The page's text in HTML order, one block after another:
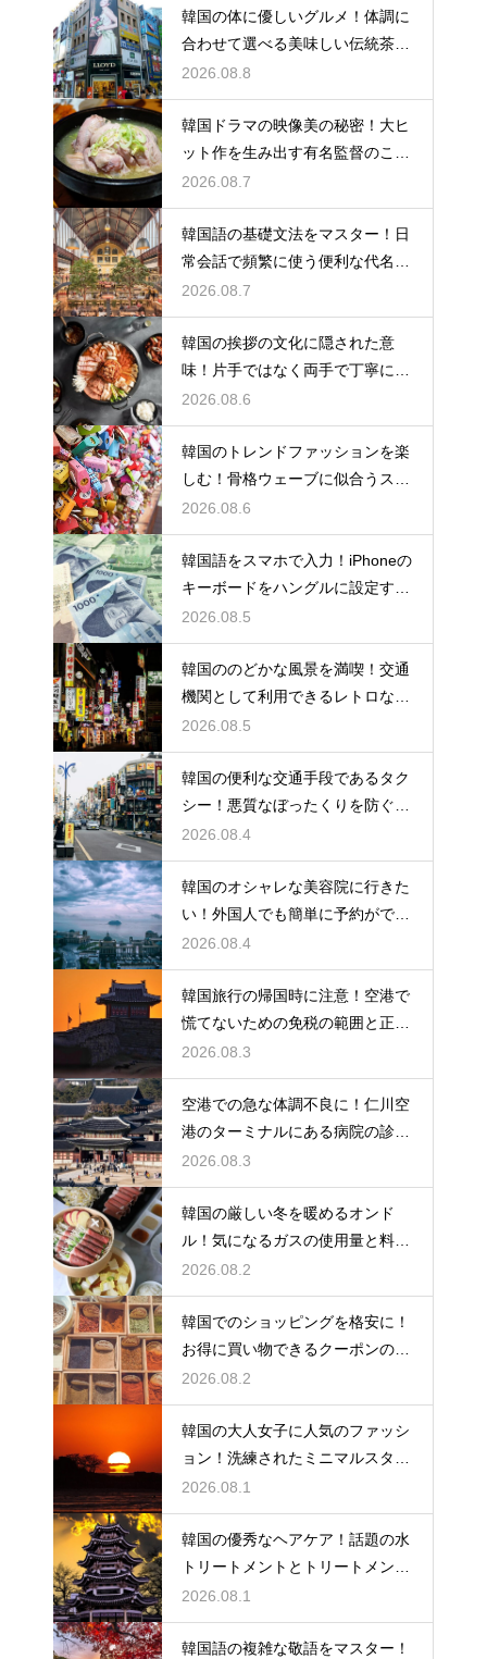
韓国の体に優しいグルメ！体調に
合わせて選べる美味しい伝統茶の
驚きの効能
2026.08.8
韓国ドラマの映像美の秘密！大ヒ
ット作を生み出す有名監督のこだ
わりの特徴
2026.08.7
韓国語の基礎文法をマスター！日
常会話で頻繁に使う便利な代名詞
の一覧
2026.08.7
韓国の挨拶の文化に隠された意
味！片手ではなく両手で丁寧に握
手する理由
2026.08.6
韓国のトレンドファッションを楽
しむ！骨格ウェーブに似合うスタ
イルの特徴
2026.08.6
韓国語をスマホで入力！iPhoneの
キーボードをハングルに設定する
手順
2026.08.5
韓国ののどかな風景を満喫！交通
機関として利用できるレトロな観
光の馬車
2026.08.5
韓国の便利な交通手段であるタク
シー！悪質なぼったくりを防ぐ確
実な対策
2026.08.4
韓国のオシャレな美容院に行きた
い！外国人でも簡単に予約ができ
るアプリ
2026.08.4
韓国旅行の帰国時に注意！空港で
慌てないための免税の範囲と正し
い計算
2026.08.3
空港での急な体調不良に！仁川空
港のターミナルにある病院の診療
時間
2026.08.3
韓国の厳しい冬を暖めるオンド
ル！気になるガスの使用量と料金
の目安
2026.08.2
韓国でのショッピングを格安に！
お得に買い物できるクーポンの賢
い探し方
2026.08.2
韓国の大人女子に人気のファッシ
ョン！洗練されたミニマルスタイ
ルの特徴
2026.08.1
韓国の優秀なヘアケア！話題の水
トリートメントとトリートメント
の使い分け
2026.08.1
韓国語の複雑な敬語をマスター！